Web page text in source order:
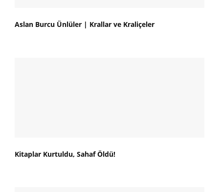
Aslan Burcu Ünlüler | Krallar ve Kraliçeler
Kitaplar Kurtuldu, Sahaf Öldü!